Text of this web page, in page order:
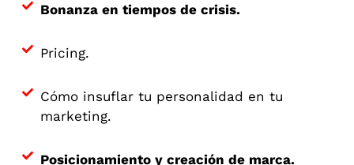
Bonanza en tiempos de crisis.
Pricing.
Cómo insuflar tu personalidad en tu
marketing.
Posicionamiento y creación de marca.